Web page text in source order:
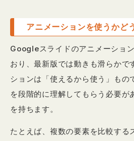
アニメーションを使うかど
Googleスライドのアニメーショ
おり、最新版では動きも滑らかで
ションは「使えるから使う」もの
を段階的に理解してもらう必要が
を持ちます。
たとえば、複数の要素を比較する